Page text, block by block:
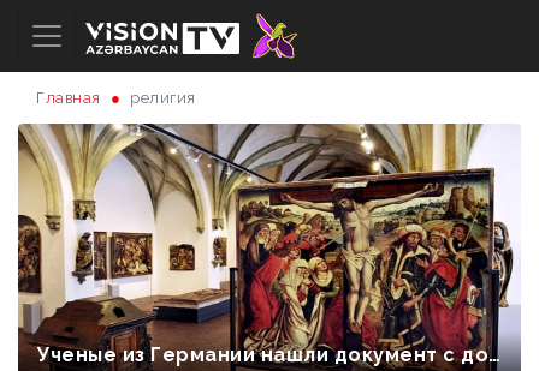
Главная религия
Ученые из Германии нашли документ с док